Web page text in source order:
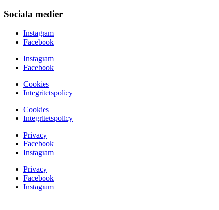
Sociala medier
Instagram
Facebook
Instagram
Facebook
Cookies
Integritetspolicy
Cookies
Integritetspolicy
Privacy
Facebook
Instagram
Privacy
Facebook
Instagram